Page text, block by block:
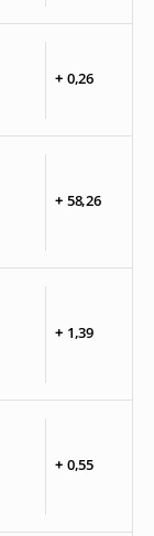
+ 0,26
+ 58,26
+ 1,39
+ 0,55